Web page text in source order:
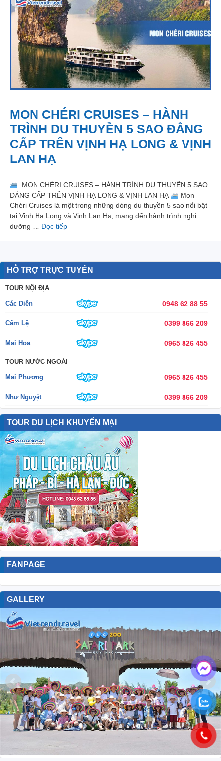
MON CHÉRI CRUISES – HÀNH
TRÌNH DU THUYỀN 5 SAO ĐẲNG
CẤP TRÊN VỊNH HẠ LONG & VỊNH
LAN HẠ
MON CHÉRI CRUISES – HÀNH TRÌNH DU THUYỀN 5 SAO
ĐẲNG CẤP TRÊN VỊNH HẠ LONG & VỊNH LAN HẠ
Mon
Chéri Cruises là một trong những dòng du thuyền 5 sao nổi bật
tại Vịnh Hạ Long và Vịnh Lan Hạ, mang đến hành trình nghỉ
dưỡng … Đọc tiếp
VELAR OF THE SEAS CRUISE –
HÀNH TRÌNH DU THUYỀN 5 SAO
KHÁM PHÁ VỊNH HẠ LONG &
VỊNH LAN HẠ
VELAR OF THE SEAS CRUISE – HÀNH TRÌNH DU THUYỀN
5 SAO KHÁM PHÁ VỊNH HẠ LONG & VỊNH LAN HẠ
thiệu về Velar Of The Seas Cruise Velar Of The Seas Cruise
mang đến cho du khách một định nghĩa mới về nghỉ dưỡng
sang trọng …Đọc tiếp
LA CASTA CRUISE – HÀNH TRÌNH
DU THUYỀN 5 SAO GIỮA HẠ
LONG & LAN HẠ BAY
LA CASTA CRUISE – HÀNH TRÌNH DU THUYỀN 5 SAO
GIỮA HẠ LONG & LAN HẠ BAY
La Casta Cruise là du thuyền
5 sao mang phong cách hiện đại, sang trọng, được thiết kế
dành cho những du khách mong muốn tận hưởng trọn vẹn vẻ
đẹp …